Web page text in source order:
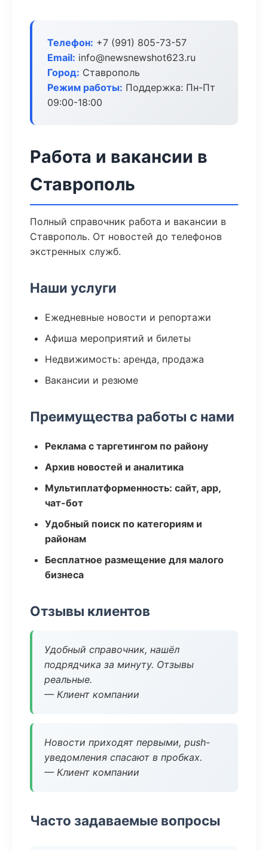
Телефон: +7 (991) 805-73-57
Email: info@newsnewshot623.ru
Город: Ставрополь
Режим работы: Поддержка: Пн-Пт
09:00-18:00
Работа и вакансии в
Ставрополь
Полный справочник работа и вакансии в
Ставрополь. От новостей до телефонов
экстренных служб.
Наши услуги
Ежедневные новости и репортажи
Афиша мероприятий и билеты
Недвижимость: аренда, продажа
Вакансии и резюме
Преимущества работы с нами
Реклама с таргетингом по району
Архив новостей и аналитика
Мультиплатформенность: сайт, app,
чат-бот
Удобный поиск по категориям и
районам
Бесплатное размещение для малого
бизнеса
Отзывы клиентов
Удобный справочник, нашёл
подрядчика за минуту. Отзывы
реальные.
— Клиент компании
Новости приходят первыми, push-
уведомления спасают в пробках.
— Клиент компании
Часто задаваемые вопросы